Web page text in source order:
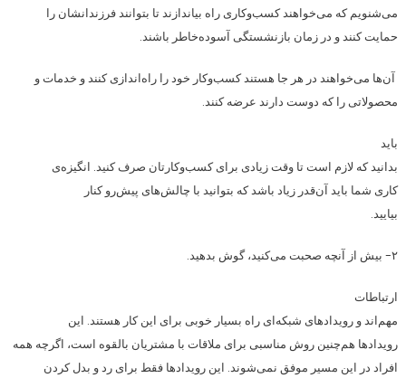
می‌شنویم که می‌خواهند کسب‌وکاری راه بیاندازند تا بتوانند فرزندانشان را
حمایت کنند و در زمان بازنشستگی آسوده‌خاطر باشند.
آن‌ها می‌خواهند در هر جا هستند کسب‌وکار خود را راه‌اندازی کنند و خدمات و
محصولاتی را که دوست دارند عرضه کنند.
باید
بدانید که لازم است تا وقت زیادی برای کسب‌وکارتان صرف کنید. انگیزه‌ی
کاری شما باید آن‌قدر زیاد باشد که بتوانید با چالش‌های پیش‌رو کنار
بیایید.
۲- بیش از آنچه صحبت می‌کنید، گوش بدهید.
ارتباطات
مهم‌اند و رویدادهای شبکه‌ای راه بسیار خوبی برای این کار هستند. این
رویدادها هم‌چنین روش مناسبی برای ملاقات با مشتریان بالقوه است، اگرچه همه
افراد در این مسیر موفق نمی‌شوند. این رویدادها فقط برای رد و بدل کردن